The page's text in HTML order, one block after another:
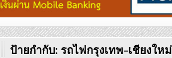
ป้ายกำกับ: รถไฟกรุงเทพ-เชียงใหม่